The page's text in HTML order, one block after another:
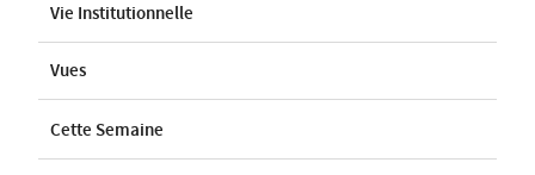
Vie Institutionnelle
Vues
Cette Semaine